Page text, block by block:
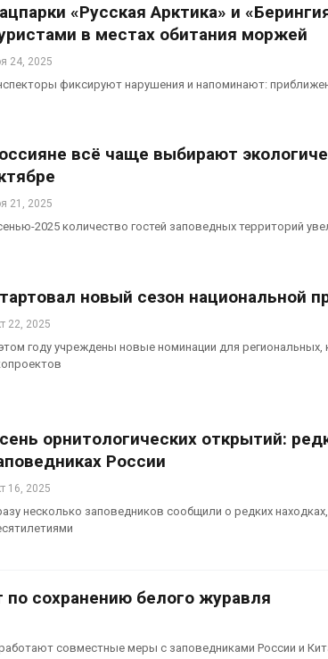
«Русская Арктика» и
в местах обитания моржей
24, 2025
фиксируют нарушения и напоминают:
всё чаще выбирают
21, 2025
2025 количество гостей заповедных территорий
новый сезон национальной
22, 2025
году учреждены новые номинации для
орнитологических открытий:
России
16, 2025
несколько заповедников сообщили о редких
по сохранению белого журавля
совместные меры с заповедниками России и